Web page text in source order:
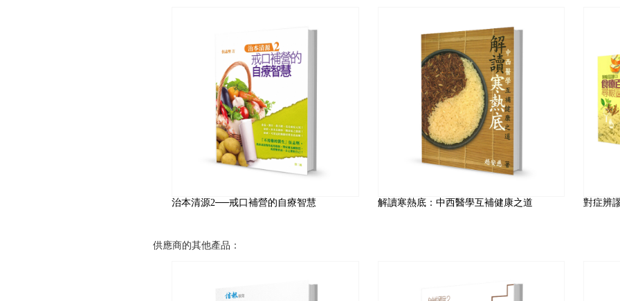
治本清源2──戒口補營的自療智慧 解讀寒熱底：中西醫學互補健康之道 對症辨
供應商的其他產品：